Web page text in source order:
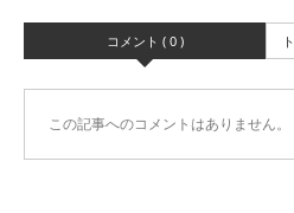
コメント ( 0 )
この記事へのコメントはありません。